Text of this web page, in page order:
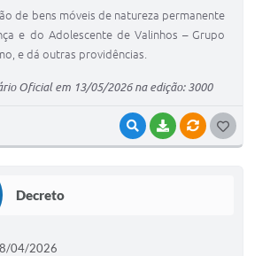
VISUALIZAR
BAIXARVÍNCULOS
de bens móveis de natureza permanente
e do Adolescente de Valinhos – Grupo
e dá outras providências.
Oficial em 13/05/2026 na edição: 3000
Decreto
04/2026